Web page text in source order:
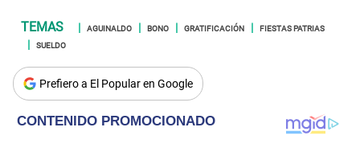
AGUINALDO BONO GRATIFICACIÓN
FIESTAS PATRIAS
SUELDO
Prefiero a El Popular en Google